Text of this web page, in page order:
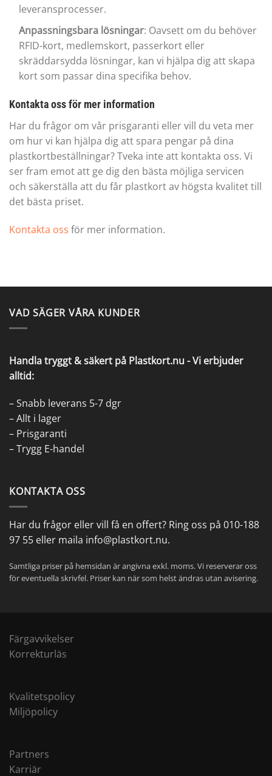
leveransprocesser.
Anpassningsbara lösningar: Oavsett om du behöver
RFID-kort, medlemskort, passerkort eller
skräddarsydda lösningar, kan vi hjälpa dig att skapa
kort som passar dina specifika behov.
Kontakta oss för mer information
Har du frågor om vår prisgaranti eller vill du veta mer
om hur vi kan hjälpa dig att spara pengar på dina
plastkortbeställningar? Tveka inte att kontakta oss. Vi
ser fram emot att ge dig den bästa möjliga servicen
och säkerställa att du får plastkort av högsta kvalitet till
det bästa priset.
Kontakta oss för mer information.
VAD SÄGER VÅRA KUNDER
Handla tryggt & säkert på Plastkort.nu - Vi erbjuder
alltid:
– Snabb leverans 5-7 dgr
– Allt i lager
– Prisgaranti
– Trygg E-handel
KONTAKTA OSS
Har du frågor eller vill få en offert? Ring oss på 010-188
97 55 eller maila info@plastkort.nu.
Samtliga priser på hemsidan är angivna exkl. moms. Vi reserverar oss
för eventuella skrivfel. Priser kan när som helst ändras utan avisering.
Färgavvikelser
Korrekturläs
Kvalitetspolicy
Miljöpolicy
Partners
Karriär